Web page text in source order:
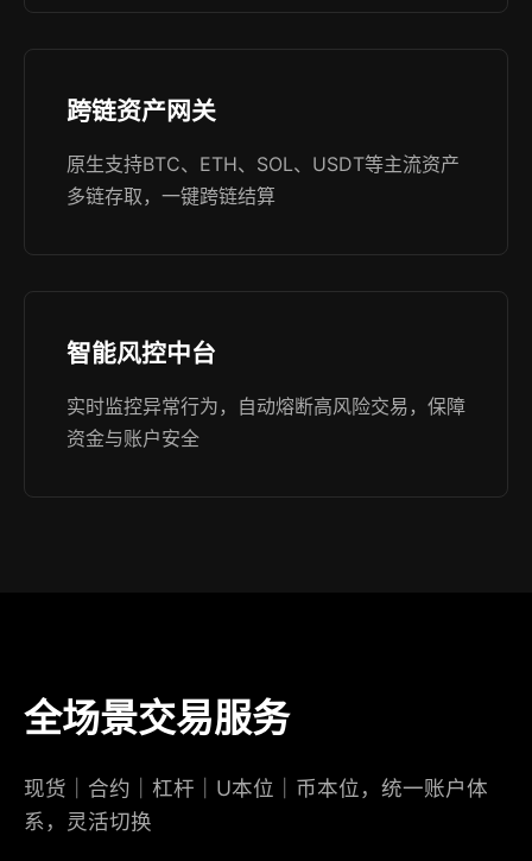
跨链资产网关
原生支持BTC、ETH、SOL、USDT等主流资产
多链存取，一键跨链结算
智能风控中台
实时监控异常行为，自动熔断高风险交易，保障
资金与账户安全
全场景交易服务
现货｜合约｜杠杆｜U本位｜币本位，统一账户体
系，灵活切换